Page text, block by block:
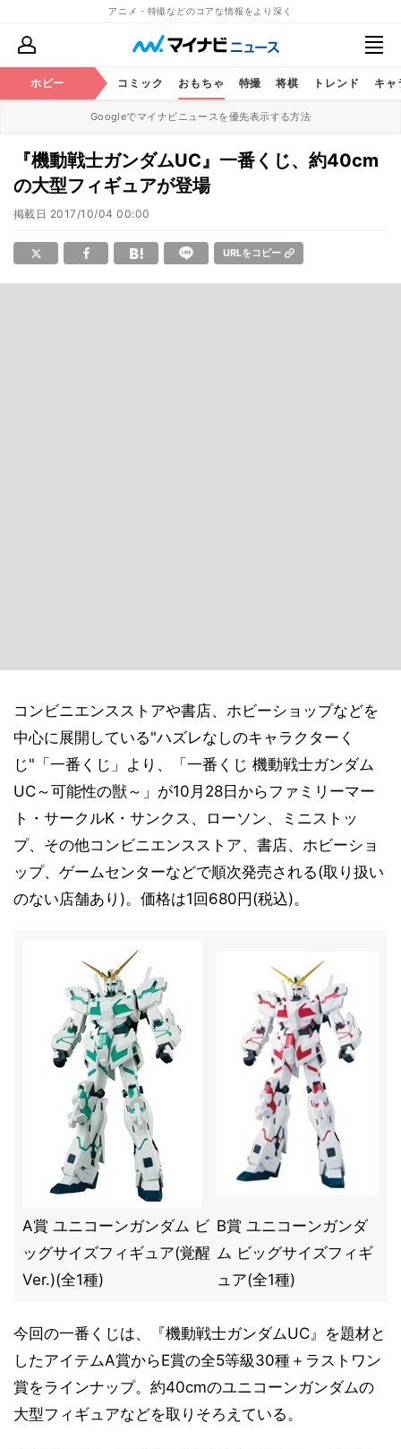
アニメ・特撮などのコアな情報をより深く
ホビー
アニメ コミック おもちゃ 特撮 将棋 トレンド キャ
Googleでマイナビニュースを優先表示する方法
『機動戦士ガンダムUC』一番くじ、約40cm
の大型フィギュアが登場
掲載日 2017/10/04 00:00
URLをコピー
コンビニエンスストアや書店、ホビーショップなどを
中心に展開している"ハズレなしのキャラクターく
じ"「一番くじ」より、「一番くじ 機動戦士ガンダム
UC～可能性の獣～」が10月28日からファミリーマー
ト・サークルK・サンクス、ローソン、ミニストッ
プ、その他コンビニエンスストア、書店、ホビーショ
ップ、ゲームセンターなどで順次発売される(取り扱い
のない店舗あり)。価格は1回680円(税込)。
A賞 ユニコーンガンダム ビ
ッグサイズフィギュア(覚醒
Ver.)(全1種)
B賞 ユニコーンガンダ
ム ビッグサイズフィギ
ュア(全1種)
今回の一番くじは、『機動戦士ガンダムUC』を題材と
したアイテムA賞からE賞の全5等級30種＋ラストワン
賞をラインナップ。約40cmのユニコーンガンダムの
大型フィギュアなどを取りそろえている。